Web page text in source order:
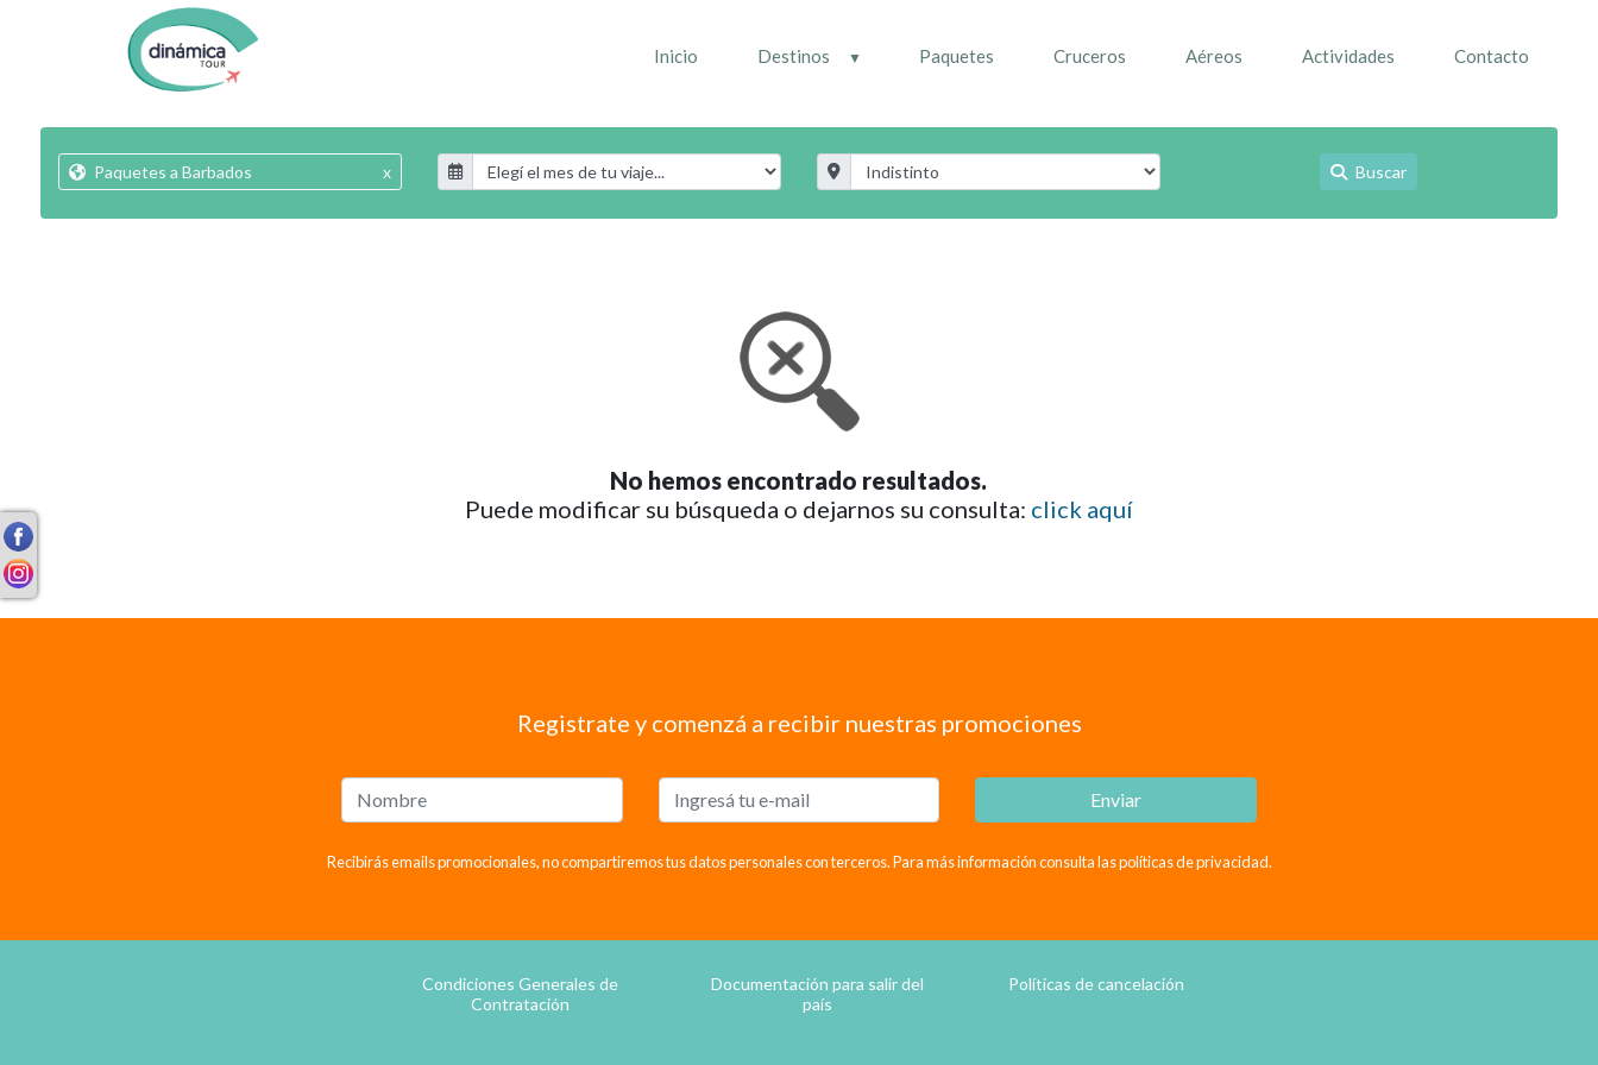
Inicio Destinos Paquetes Cruceros Aéreos Actividades Contacto
Paquetes a Barbados x Buscar
No hemos encontrado resultados.
Puede modificar su búsqueda o dejarnos su consulta: click aquí
Registrate y comenzá a recibir nuestras promociones
Enviar
Recibirás emails promocionales, no compartiremos tus datos personales con terceros. Para más información consulta las políticas de privacidad.
Condiciones Generales de
Contratación
Documentación para salir del
país
Políticas de cancelación